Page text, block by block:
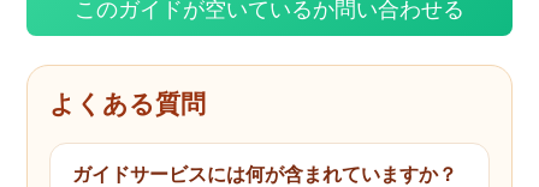
このガイドが空いているか問い合わせる
よくある質問
ガイドサービスには何が含まれていますか？